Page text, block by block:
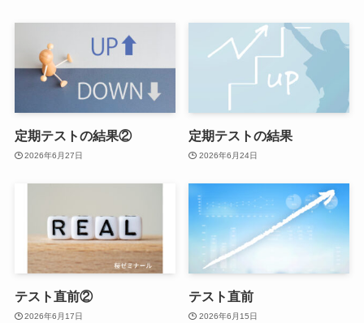
定期テストの結果②
2026年6月27日
定期テストの結果
2026年6月24日
テスト直前②
2026年6月17日
テスト直前
2026年6月15日